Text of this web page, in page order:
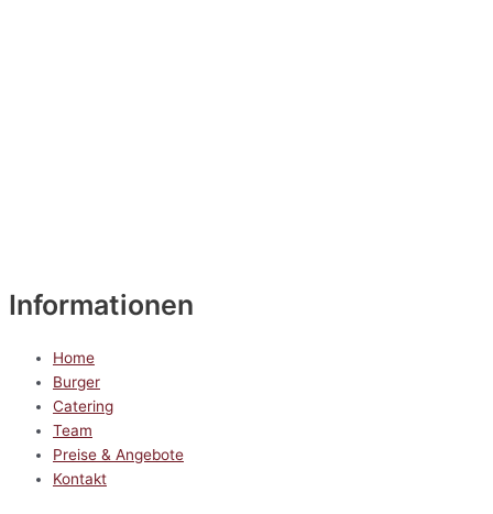
Informationen
Home
Burger
Catering
Team
Preise & Angebote
Kontakt